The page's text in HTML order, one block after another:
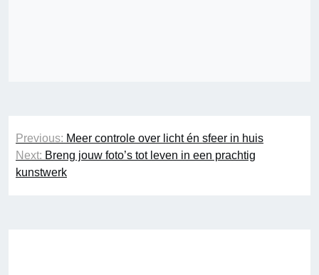
navigatie
Previous: Meer controle over licht én sfeer in huis
Next: Breng jouw foto’s tot leven in een prachtig
kunstwerk